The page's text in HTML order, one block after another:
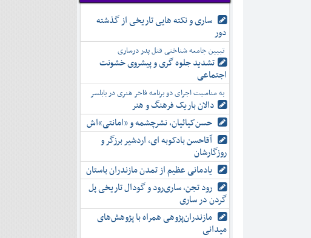
ساری و نکته هایی تاریخی از گذشته
دور
تبیین جامعه شناختی قتل پدر درساری
تشدید جلوه‌ گری و پیشروی خشونت
اجتماعی
به مناسبت اجرای دو برنامه فاخر هنری در بابلسر
دالان باریک فرهنگ و هنر
حسن‌کیائیان، نشرچشمه و «امانتی»اش
آقاحسن بادکوبه ای، اردشیر برزگر و
روزگارشان
یادمانی عظیم از تمدن مازندران باستان
رود تجن، ساری‌رود و گودال تاریخی پل
گردن در ساری
مازندران‌پژوهی همراه با پژوهش‌های
میدانی